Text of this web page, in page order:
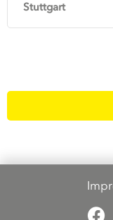
Stuttgart